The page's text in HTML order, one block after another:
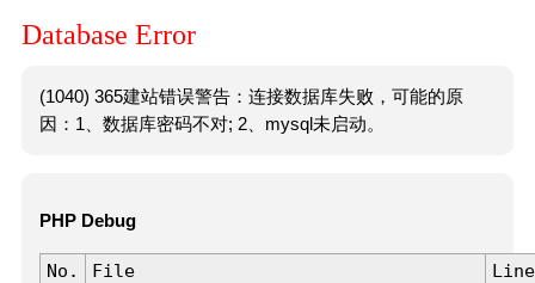
Database Error
(1040) 365建站错误警告：连接数据库失败，可能的原
因：1、数据库密码不对; 2、mysql未启动。
PHP Debug
No. File
Line